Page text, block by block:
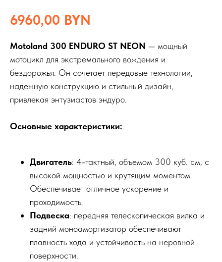
6960,00 BYN
Motoland 300 ENDURO ST NEON — мощный
мотоцикл для экстремального вождения и
бездорожья. Он сочетает передовые технологии,
надежную конструкцию и стильный дизайн,
привлекая энтузиастов эндуро.
Основные характеристики:
Двигатель: 4-тактный, объемом 300 куб. см, с
высокой мощностью и крутящим моментом.
Обеспечивает отличное ускорение и
проходимость.
Подвеска: передняя телескопическая вилка и
задний моноамортизатор обеспечивают
плавность хода и устойчивость на неровной
поверхности.